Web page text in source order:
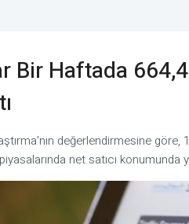
Bir Haftada
değerlendirmesine göre,
net satıcı konumunda